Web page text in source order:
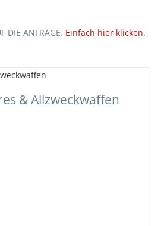
DIE ANFRAGE. Einfach hier klicken.
& Allzweckwaffen